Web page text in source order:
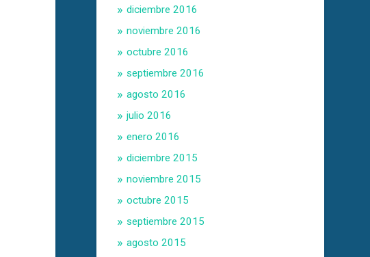
diciembre 2016
noviembre 2016
octubre 2016
septiembre 2016
agosto 2016
julio 2016
enero 2016
diciembre 2015
noviembre 2015
octubre 2015
septiembre 2015
agosto 2015